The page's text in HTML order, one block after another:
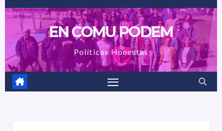
Saltar
contenido
EN COMU PODEM
Políticas Honestas